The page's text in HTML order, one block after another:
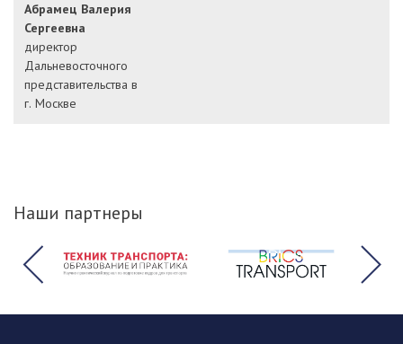
Абрамец Валерия
Сергеевна
директор
Дальневосточного
представительства в
г. Москве
Наши партнеры